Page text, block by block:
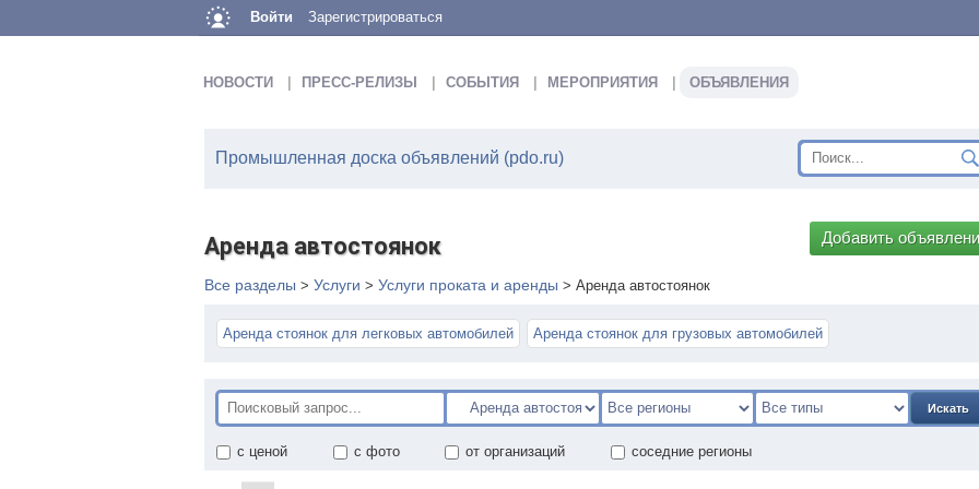
Войти Зарегистрироваться
НОВОСТИ ПРЕСС-РЕЛИЗЫ СОБЫТИЯ МЕРОПРИЯТИЯ ОБЪЯВЛЕНИЯ
Промышленная доска объявлений (pdo.ru)
Аренда автостоянок Добавить
Все разделы > Услуги > Услуги проката и аренды > Аренда автостоянок
Аренда стоянок для легковых автомобилей Аренда стоянок для грузовых автомобилей
Искать
с ценой с фото от организаций соседние регионы